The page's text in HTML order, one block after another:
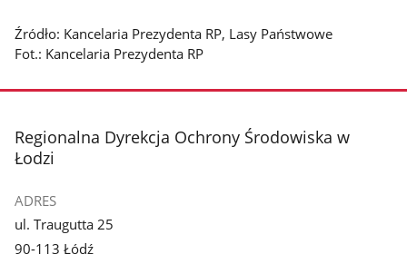
Źródło: Kancelaria Prezydenta RP, Lasy Państwowe
Fot.: Kancelaria Prezydenta RP
stopka
Regionalna Dyrekcja Ochrony Środowiska w
Łodzi
ADRES
ul. Traugutta 25
90-113 Łódź